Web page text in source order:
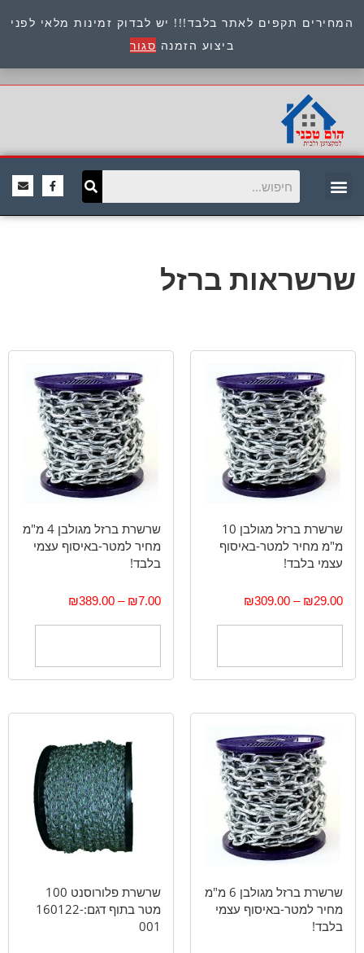
המחירים תקפים לאתר בלבד!!! יש לבדוק זמינות מלאי לפני
ביצוע הזמנה סגור
כתובת : היוזמים 9 אור יהודה שירות לקוחות 054-
8945722
שרשראות ברזל
שרשרת ברזל מגולבן 10
מ"מ מחיר למטר-באיסוף
עצמי בלבד!
₪29.00
–
₪309.00
שרשרת ברזל מגולבן 4 מ"מ
מחיר למטר-באיסוף עצמי
בלבד!
₪7.00
–
₪389.00
שרשרת ברזל מגולבן 6 מ"מ
מחיר למטר-באיסוף עצמי
בלבד!
שרשרת פלורוסנט 100
מטר בתוף דגם:160122-
001